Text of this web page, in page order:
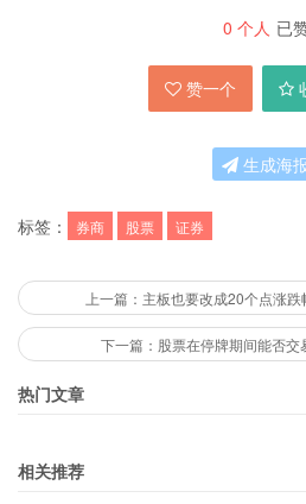
0 个人 已
赞一个
生成海
标签： 券商 股票 证券
上一篇：主板也要改成20个点涨
下一篇：股票在停牌期间能否交
热门文章
相关推荐